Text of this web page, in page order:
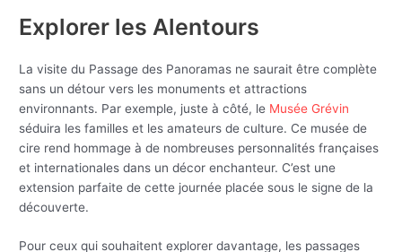
Explorer les Alentours
La visite du Passage des Panoramas ne saurait être complète
sans un détour vers les monuments et attractions
environnants. Par exemple, juste à côté, le Musée Grévin
séduira les familles et les amateurs de culture. Ce musée de
cire rend hommage à de nombreuses personnalités françaises
et internationales dans un décor enchanteur. C’est une
extension parfaite de cette journée placée sous le signe de la
découverte.
Pour ceux qui souhaitent explorer davantage, les passages